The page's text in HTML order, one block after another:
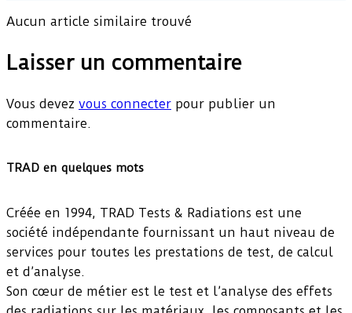
Aucun article similaire trouvé
Laisser un commentaire
Vous devez vous connecter pour publier un
commentaire.
TRAD en quelques mots
Créée en 1994, TRAD Tests & Radiations est une
société indépendante fournissant un haut niveau de
services pour toutes les prestations de test, de calcul
et d’analyse.
Son cœur de métier est le test et l’analyse des effets